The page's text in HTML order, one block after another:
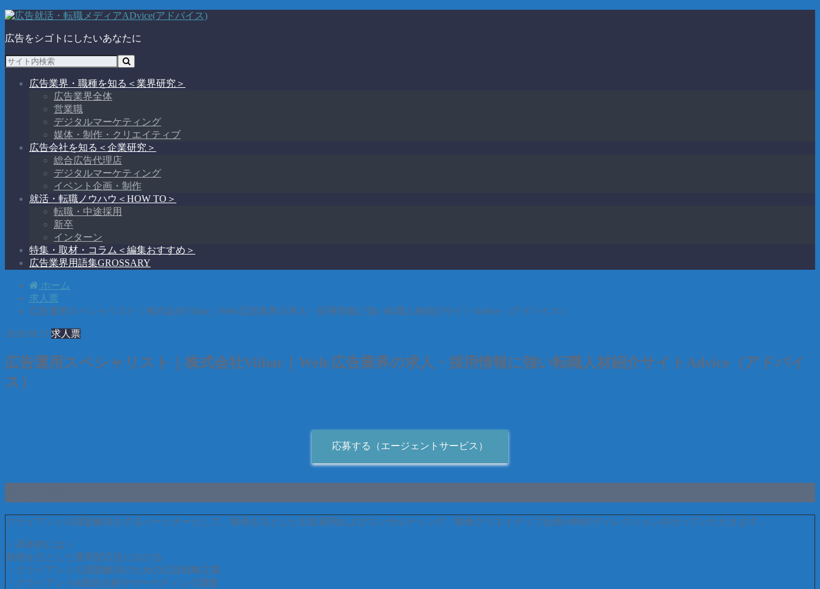
広告をシゴトにしたいあなたに
広告業界・職種を知る ＜業界研究＞
広告業界全体
営業職
デジタルマーケティング
媒体・制作・クリエイティブ
広告会社を知る ＜企業研究＞
総合広告代理店
デジタルマーケティング
イベント企画・制作
就活・転職ノウハウ ＜HOW TO＞
転職・中途採用
新卒
インターン
特集・取材・コラム ＜編集おすすめ＞
広告業界用語集GROSSARY
ホーム
求人票
広告運用スペシャリスト｜株式会社Viibar｜Web/広告業界の求人・採用情報に強い転職人材紹介サイトAdvice（アドバイス）
2020.08.13 求人票
広告運用スペシャリスト｜株式会社Viibar｜Web/広告業界の求人・採用情報に強い転職人材紹介サイトAdvice（アドバイ
ス）
応募する（エージェントサービス）
クライアントの課題解決をするパートナーとして、動画を主とした広告運用およびコンサルティング、動画クリエイティブ企画や制作ディレクションを行っていただきます。
＜具体的には＞
動画を主とした運用型広告における
・クライアントの課題解決のための広告戦略立案
・クライアント&競合分析やマーケティング調査